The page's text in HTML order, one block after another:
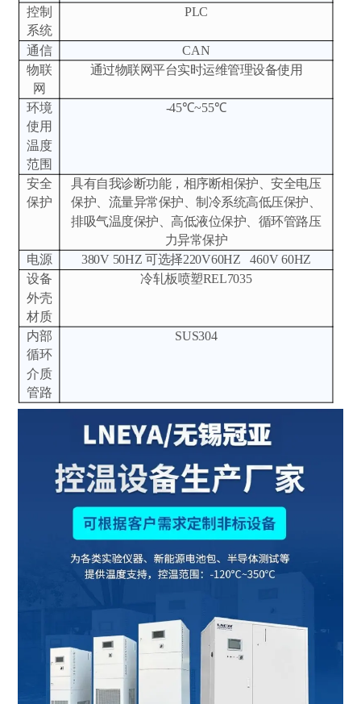
控制
系统
PLC
通信
CAN
物联
网
通过物联网平台实时运维管理设备使用
环境
使用
温度
范围
-45℃~55℃
安全
保护
具有自我诊断功能，相序断相保护、安全电压
保护、流量异常保护、制冷系统高低压保护、
排吸气温度保护、高低液位保护、循环管路压
力异常保护
电源
380V 50HZ 可选择220V60HZ 460V 60HZ
设备
外壳
材质
冷轧板喷塑REL7035
内部
循环
介质
管路
SUS304